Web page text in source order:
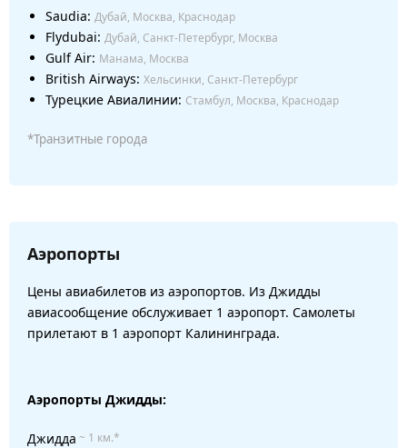
Saudia: Дубай, Москва, Краснодар
Flydubai: Дубай, Санкт-Петербург, Москва
Gulf Air: Манама, Москва
British Airways: Хельсинки, Санкт-Петербург
Турецкие Авиалинии: Стамбул, Москва, Краснодар
*Транзитные города
Аэропорты
Цены авиабилетов из аэропортов. Из Джидды
авиасообщение обслуживает 1 аэропорт. Самолеты
прилетают в 1 аэропорт Калининграда.
Аэропорты Джидды:
Джидда ~ 1 км.*